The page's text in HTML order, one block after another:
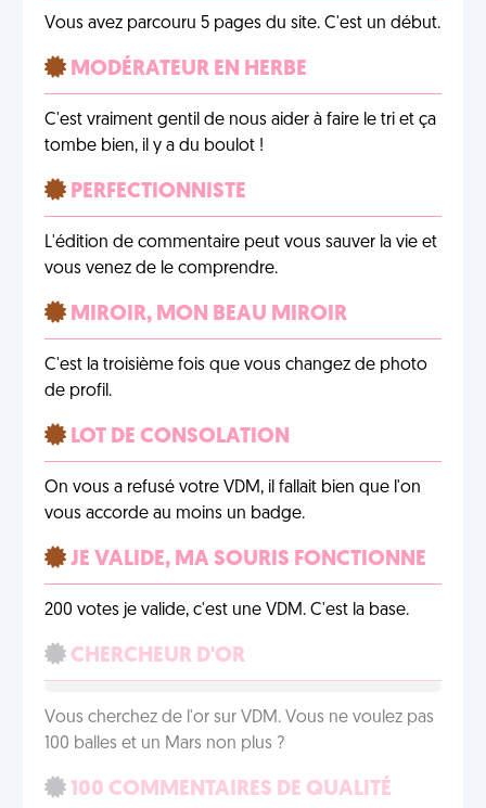
Vous avez parcouru 5 pages du site. C'est un début.
MODÉRATEUR EN HERBE
C'est vraiment gentil de nous aider à faire le tri et ça
tombe bien, il y a du boulot !
PERFECTIONNISTE
L'édition de commentaire peut vous sauver la vie et
vous venez de le comprendre.
MIROIR, MON BEAU MIROIR
C'est la troisième fois que vous changez de photo
de profil.
LOT DE CONSOLATION
On vous a refusé votre VDM, il fallait bien que l'on
vous accorde au moins un badge.
JE VALIDE, MA SOURIS FONCTIONNE
200 votes je valide, c'est une VDM. C'est la base.
CHERCHEUR D'OR
Vous cherchez de l'or sur VDM. Vous ne voulez pas
100 balles et un Mars non plus ?
100 COMMENTAIRES DE QUALITÉ